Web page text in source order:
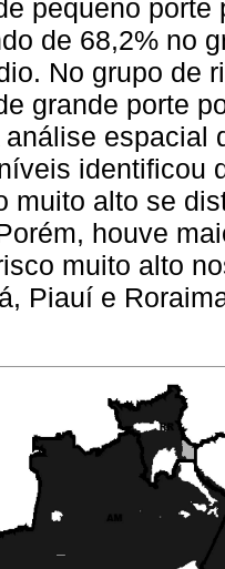
pequeno
de 68,2% no
No grupo de
grande porte
análise espacial
identificou
muito alto se
houve
muito alto
Piauí e